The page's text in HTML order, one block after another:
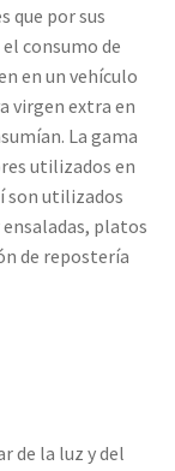
que por sus
consumo de
en un vehículo
virgen extra en
La gama
utilizados en
son utilizados
platos
de repostería
de la luz y del